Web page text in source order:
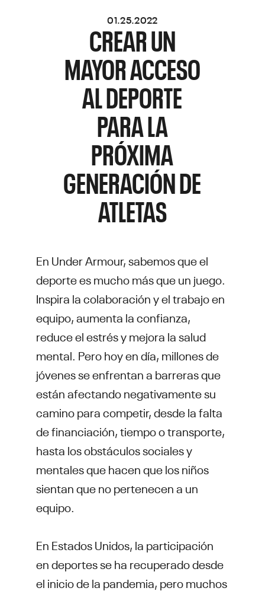
01.25.2022
CREAR UN
MAYOR ACCESO
AL DEPORTE
PARA LA
PRÓXIMA
GENERACIÓN DE
ATLETAS
En Under Armour, sabemos que el
deporte es mucho más que un juego.
Inspira la colaboración y el trabajo en
equipo, aumenta la confianza,
reduce el estrés y mejora la salud
mental. Pero hoy en día, millones de
jóvenes se enfrentan a barreras que
están afectando negativamente su
camino para competir, desde la falta
de financiación, tiempo o transporte,
hasta los obstáculos sociales y
mentales que hacen que los niños
sientan que no pertenecen a un
equipo.
En Estados Unidos, la participación
en deportes se ha recuperado desde
el inicio de la pandemia, pero muchos